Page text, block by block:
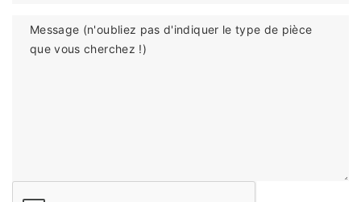
Message (n'oubliez pas d'indiquer le type de pièce
que vous cherchez !)